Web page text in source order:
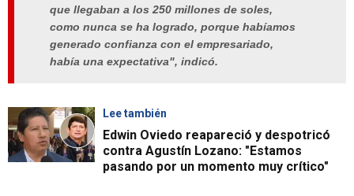
que llegaban a los 250 millones de soles,
como nunca se ha logrado, porque habíamos
generado confianza con el empresariado,
había una expectativa", indicó.
Lee también
Edwin Oviedo reapareció y despotricó
contra Agustín Lozano: "Estamos
pasando por un momento muy crítico"